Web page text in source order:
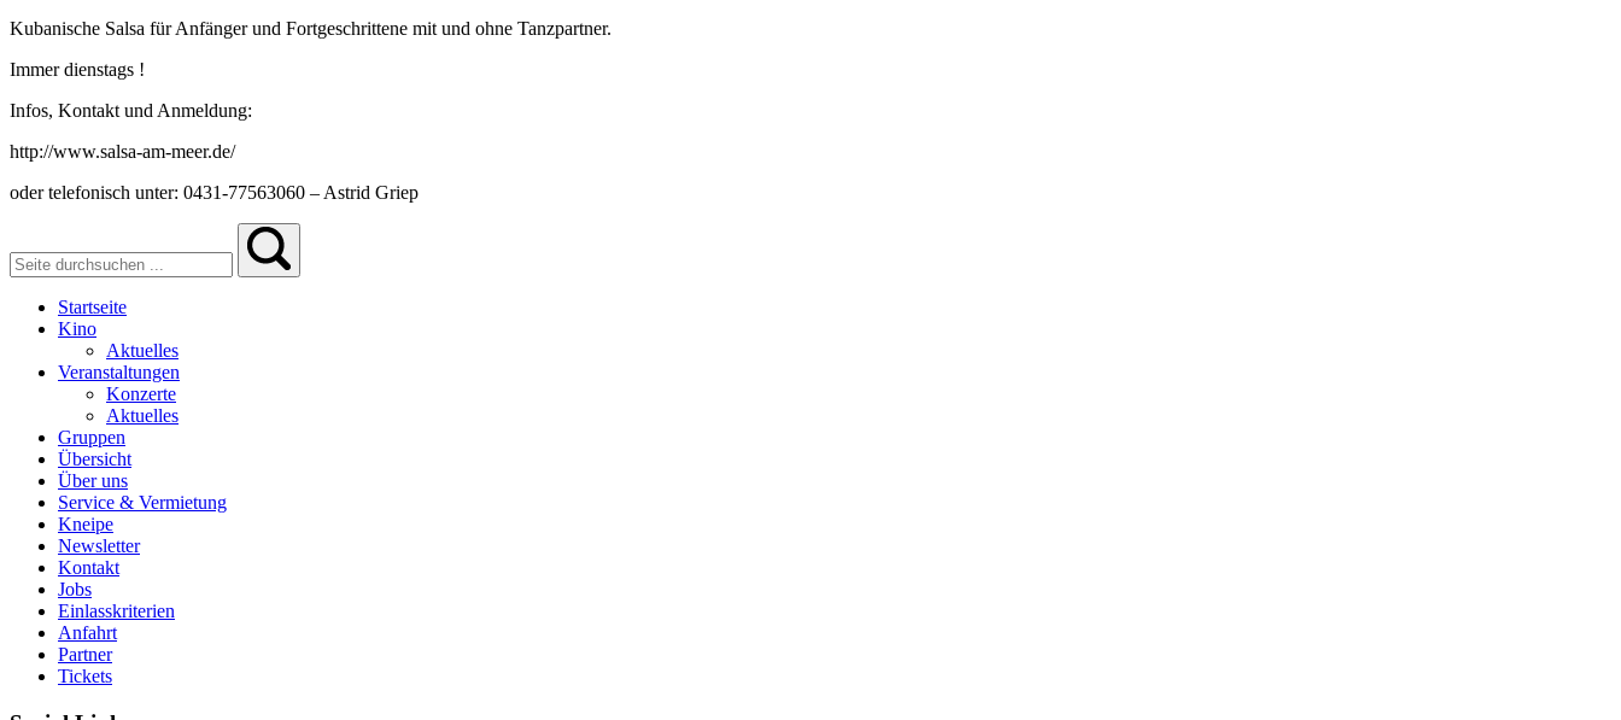
Kubanische Salsa für Anfänger und Fortgeschrittene mit und ohne Tanzpartner.
Immer dienstags !
Infos, Kontakt und Anmeldung:
http://www.salsa-am-meer.de/
oder telefonisch unter: 0431-77563060 – Astrid Griep
Startseite
Kino
Aktuelles
Veranstaltungen
Konzerte
Aktuelles
Gruppen
Übersicht
Über uns
Service & Vermietung
Kneipe
Newsletter
Kontakt
Jobs
Einlasskriterien
Anfahrt
Partner
Tickets